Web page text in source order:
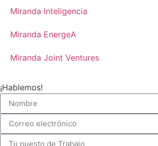
Miranda Inteligencia
Miranda EnergeA
Miranda Joint Ventures
¡Hablemos!